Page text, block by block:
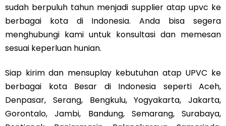
sudah berpuluh tahun menjadi supplier atap upvc ke
berbagai kota di Indonesia. Anda bisa segera
menghubungi kami untuk konsultasi dan memesan
sesuai keperluan hunian.
Siap kirim dan mensuplay kebutuhan atap UPVC ke
berbagai kota Besar di Indonesia seperti Aceh,
Denpasar, Serang, Bengkulu, Yogyakarta, Jakarta,
Gorontalo, Jambi, Bandung, Semarang, Surabaya,